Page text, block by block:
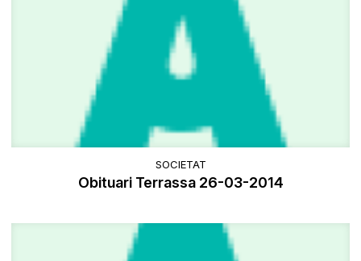
SOCIETAT
Obituari Terrassa 26-03-2014